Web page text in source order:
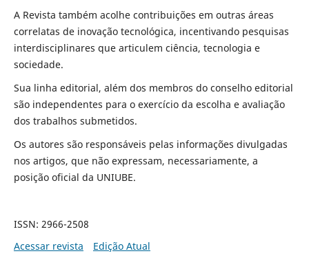
A Revista também acolhe contribuições em outras áreas
correlatas de inovação tecnológica, incentivando pesquisas
interdisciplinares que articulem ciência, tecnologia e
sociedade.
Sua linha editorial, além dos membros do conselho editorial
são independentes para o exercício da escolha e avaliação
dos trabalhos submetidos.
Os autores são responsáveis pelas informações divulgadas
nos artigos, que não expressam, necessariamente, a
posição oficial da UNIUBE.
ISSN: 2966-2508
Acessar revista
Edição Atual